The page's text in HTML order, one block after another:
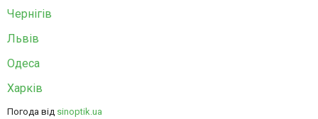
Чернігів
Львів
Одеса
Харків
Погода від sinoptik.ua